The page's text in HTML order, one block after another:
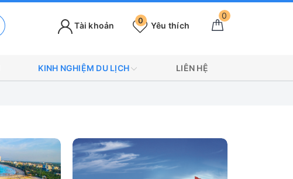
0
Yêu thích
0
Tài khoản
KINH NGHIỆM DU LỊCH LIÊN HỆ